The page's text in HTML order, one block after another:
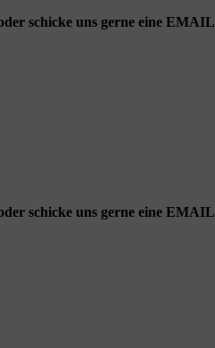
schicke uns gerne eine EMAIL
schicke uns gerne eine EMAIL